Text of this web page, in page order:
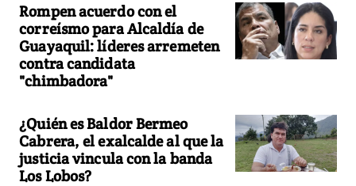
Rompen acuerdo con el
correísmo para Alcaldía de
Guayaquil: líderes arremeten
contra candidata
"chimbadora"
¿Quién es Baldor Bermeo
Cabrera, el exalcalde al que la
justicia vincula con la banda
Los Lobos?